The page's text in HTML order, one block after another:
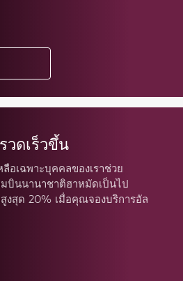
วดเร็วขึ้น
อเฉพาะบุคคลของเราช่วย
บินนานาชาติฮาหมัดเป็นไป
งสุด 20% เมื่อคุณจองบริการอัล